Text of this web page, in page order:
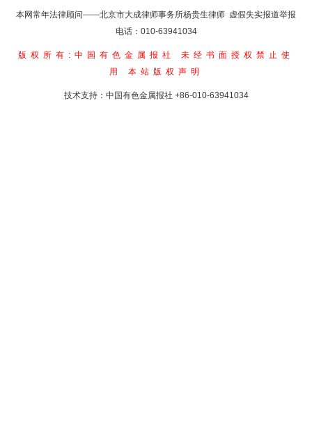
本网常年法律顾问——北京市大成律师事务所杨贵生律师 虚假失实报道举报
电话：010-63941034
版权所有:中国有色金属报社
未经书面授权禁止使
用 本站版权声明
技术支持：中国有色金属报社 +86-010-63941034